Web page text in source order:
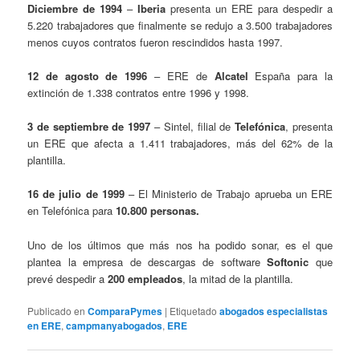
Diciembre de 1994 –Iberia presenta un ERE para despedir a
5.220 trabajadores que finalmente se redujo a 3.500 trabajadores
menos cuyos contratos fueron rescindidos hasta 1997.
12 de agosto de 1996 – ERE de Alcatel España para la
extinción de 1.338 contratos entre 1996 y 1998.
3 de septiembre de 1997 – Sintel, filial deTelefónica, presenta
un ERE que afecta a 1.411 trabajadores, más del 62% de la
plantilla.
16 de julio de 1999– El Ministerio de Trabajo aprueba un ERE
en Telefónica para10.800 personas.
Uno de los últimos que más nos ha podido sonar, es el que
plantea la empresa de descargas de softwareSoftonic que
prevé despedir a200 empleados, la mitad de la plantilla.
Publicado en ComparaPymes | Etiquetado abogados especialistas
en ERE,campmanyabogados, ERE